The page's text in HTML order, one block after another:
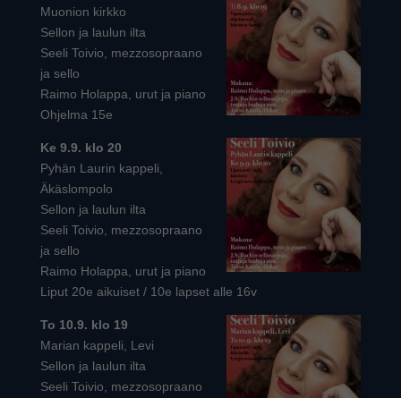
Muonion kirkko
Sellon ja laulun ilta
Seeli Toivio, mezzosopraano
ja sello
Raimo Holappa, urut ja piano
Ohjelma 15e
Ke 9.9. klo 20
Pyhän Laurin kappeli,
Äkäslompolo
Sellon ja laulun ilta
Seeli Toivio, mezzosopraano
ja sello
Raimo Holappa, urut ja piano
Liput 20e aikuiset / 10e lapset alle 16v
To 10.9. klo 19
Marian kappeli, Levi
Sellon ja laulun ilta
Seeli Toivio, mezzosopraano